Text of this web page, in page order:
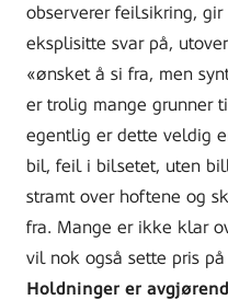
observerer feilsikring,
eksplisitte svar på,
«ønsket å si fra, men
er trolig mange grunner
egentlig er dette veldig
bil, feil i bilsetet, uten
stramt over hoftene og
fra. Mange er ikke klar
vil nok også sette pris
Holdninger er